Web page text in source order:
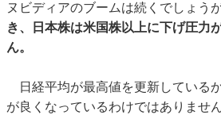
ヌビディアのブームは続くでしょうが
き、日本株は米国株以上に下げ圧力
ん。
日経平均が最高値を更新している
が良くなっているわけではありません